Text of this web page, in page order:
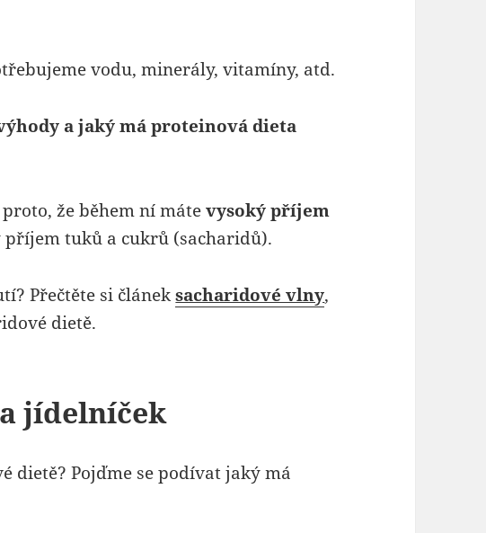
vodu, minerály, vitamíny, atd.
a jaký má proteinová dieta
že během ní mátevysoký příjem
tuků a cukrů (sacharidů).
Přečtěte si článeksacharidové vlny,
dietě.
jídelníček
dietě? Pojďme se podívat jaký má